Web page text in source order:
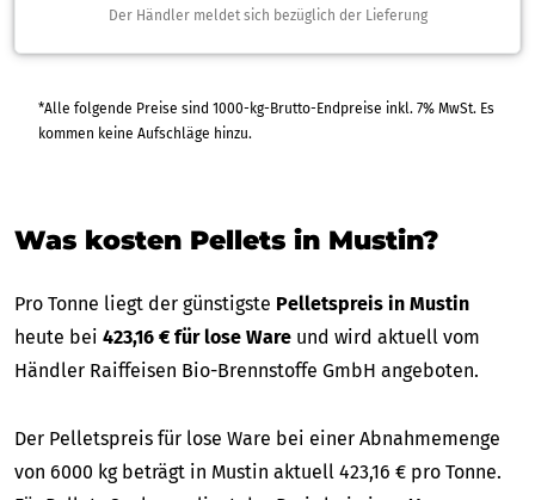
Der Händler meldet sich bezüglich der Lieferung
*Alle folgende Preise sind 1000-kg-Brutto-Endpreise inkl. 7% MwSt. Es
kommen keine Aufschläge hinzu.
Was kosten Pellets in Mustin?
Pro Tonne liegt der günstigste Pelletspreis in Mustin
heute bei 423,16 € für lose Ware und wird aktuell vom
Händler Raiffeisen Bio-Brennstoffe GmbH angeboten.
Der Pelletspreis für lose Ware bei einer Abnahmemenge
von 6000 kg beträgt in Mustin aktuell 423,16 € pro Tonne.